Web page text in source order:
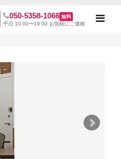
050-5358-1066 無料
平日 10:00〜19:00 お気軽にご連絡
Toggle